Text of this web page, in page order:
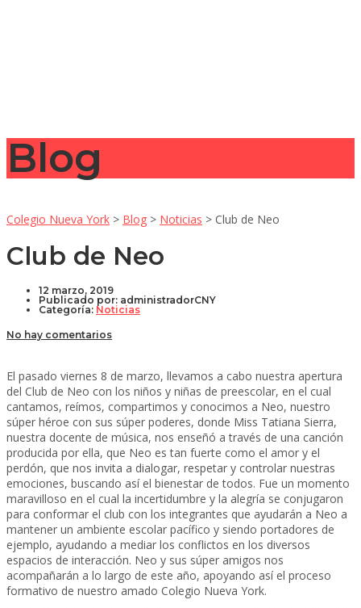
Blog
Colegio Nueva York > Blog > Noticias > Club de Neo
Club de Neo
12 marzo, 2019
Publicado por: administradorCNY
Categoría: Noticias
No hay comentarios
El pasado viernes 8 de marzo, llevamos a cabo nuestra apertura
del Club de Neo con los niños y niñas de preescolar, en el cual
cantamos, reímos, compartimos y conocimos a Neo, nuestro
súper héroe con sus súper poderes, donde Miss Tatiana Sierra,
nuestra docente de música, nos enseñó a través de una canción
producida por ella, que Neo es tan fuerte como el amor y el
perdón, que nos invita a dialogar, respetar y controlar nuestras
emociones, buscando así el bienestar de todos. Fue un momento
maravilloso en el cual la incertidumbre y la alegría se conjugaron
para conformar el club con los integrantes que ayudarán a Neo a
mantener un ambiente escolar pacífico y siendo portadores de
ejemplo, ayudando a mediar los conflictos en los diversos
espacios de interacción. Neo y sus súper amigos nos
acompañarán a lo largo de este año, apoyando así el proceso
formativo de nuestro amado Colegio Nueva York.